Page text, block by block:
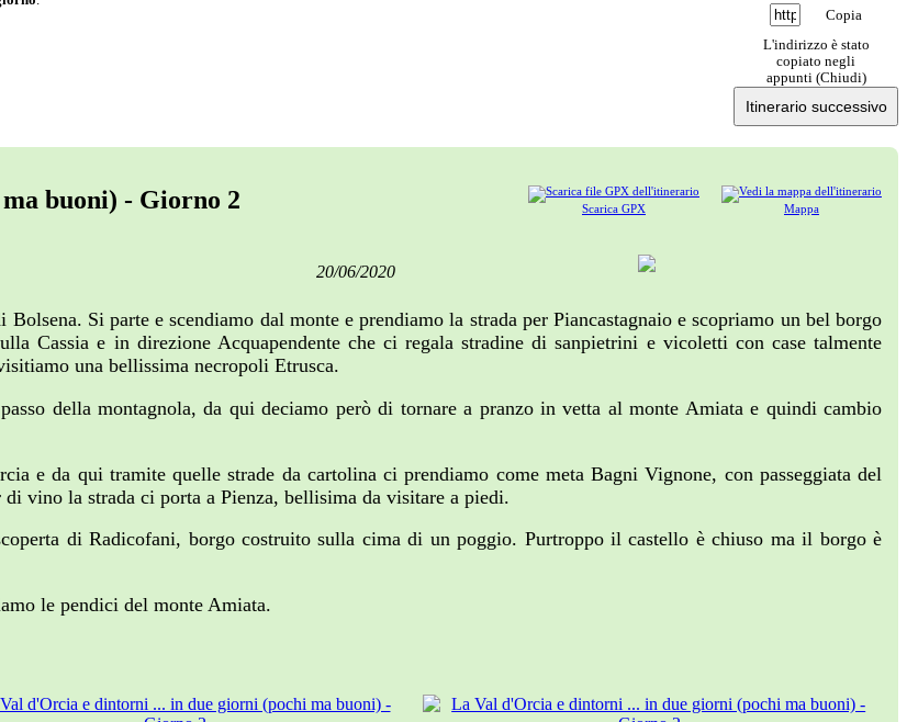
Copia
L'indirizzo è stato
copiato negli
appunti (Chiudi)
Itinerario successivo
Mappa
Scarica GPX
buoni) - Giorno 2
20/06/2020
Si parte e scendiamo dal monte e prendiamo la strada per Piancastagnaio e scopriamo un bel borgo
Cassia e in direzione Acquapendente che ci regala stradine di sanpietrini e vicoletti con case talmente
una bellissima necropoli Etrusca.
della montagnola, da qui deciamo però di tornare a pranzo in vetta al monte Amiata e quindi cambio
e da qui tramite quelle strade da cartolina ci prendiamo come meta Bagni Vignone, con passeggiata del
vino la strada ci porta a Pienza, bellisima da visitare a piedi.
di Radicofani, borgo costruito sulla cima di un poggio. Purtroppo il castello è chiuso ma il borgo è
le pendici del monte Amiata.